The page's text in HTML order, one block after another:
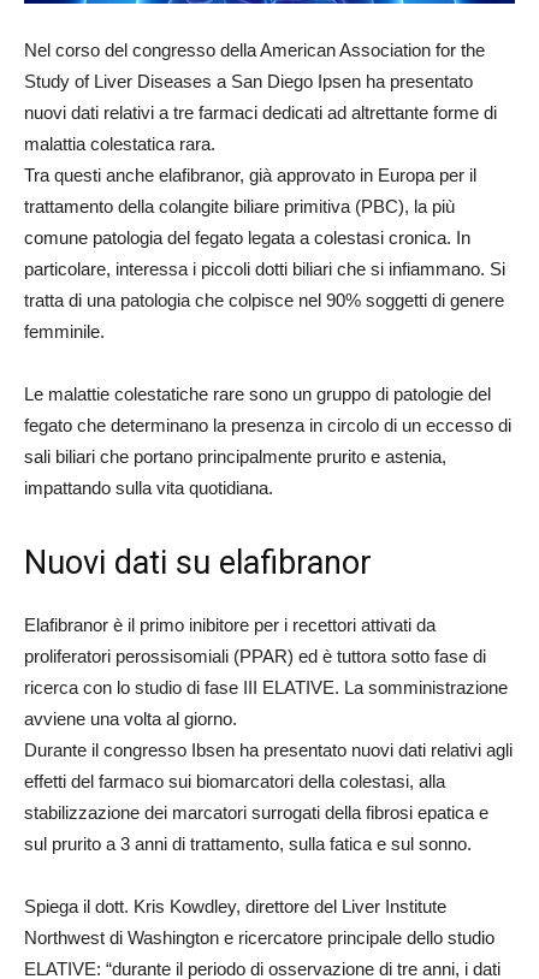
Nel corso del congresso della American Association for the
Study of Liver Diseases a San Diego Ipsen ha presentato
nuovi dati relativi a tre farmaci dedicati ad altrettante forme di
malattia colestatica rara.
Tra questi anche elafibranor, già approvato in Europa per il
trattamento della colangite biliare primitiva (PBC), la più
comune patologia del fegato legata a colestasi cronica. In
particolare, interessa i piccoli dotti biliari che si infiammano. Si
tratta di una patologia che colpisce nel 90% soggetti di genere
femminile.
Le malattie colestatiche rare sono un gruppo di patologie del
fegato che determinano la presenza in circolo di un eccesso di
sali biliari che portano principalmente prurito e astenia,
impattando sulla vita quotidiana.
Nuovi dati su elafibranor
Elafibranor è il primo inibitore per i recettori attivati da
proliferatori perossisomiali (PPAR) ed è tuttora sotto fase di
ricerca con lo studio di fase III ELATIVE. La somministrazione
avviene una volta al giorno.
Durante il congresso Ibsen ha presentato nuovi dati relativi agli
effetti del farmaco sui biomarcatori della colestasi, alla
stabilizzazione dei marcatori surrogati della fibrosi epatica e
sul prurito a 3 anni di trattamento, sulla fatica e sul sonno.
Spiega il dott. Kris Kowdley, direttore del Liver Institute
Northwest di Washington e ricercatore principale dello studio
ELATIVE: “durante il periodo di osservazione di tre anni, i dati